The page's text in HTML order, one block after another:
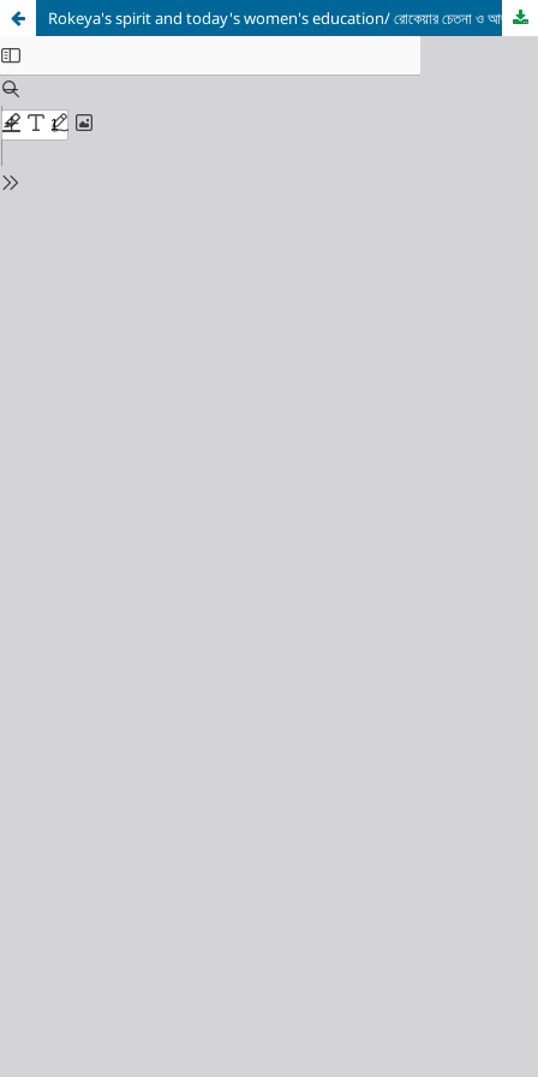
Rokeya's spirit and today's women's education/ রোকেয়ার চেতনা ও আজকের নারীশিক্ষা